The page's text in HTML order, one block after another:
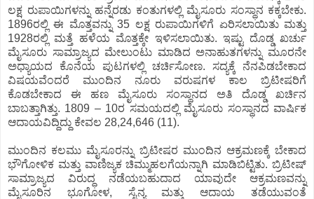
ಲಕ್ಷ ರುಪಾಯಿಗಳನ್ನು ಹನ್ನೆರಡು ಕಂತುಗಳಲ್ಲಿ ಮೈಸೂರು ಸಂಸ್ಥಾನ ಕಕ್ಕಬೇಕು.
1896ರಲ್ಲಿ ಈ ಮೊತ್ತವನ್ನು 35 ಲಕ್ಷ ರುಪಾಯಿಗಳಿಗೆ ಏರಿಸಲಾಯಿತು ಮತ್ತು
1928ರಲ್ಲಿ ಮತ್ತೆ ಹಳೆಯ ಮೊತ್ತಕ್ಕೇ ಇಳಿಸಲಾಯಿತು. ಇಷ್ಟು ದೊಡ್ಡ ಖರ್ಚು
ಮೈಸೂರು ಸಾಮ್ರಾಜ್ಯದ ಮೇಲುಂಟು ಮಾಡಿದ ಅನಾಹುತಗಳನ್ನು ಮೂರನೇ
ಅಧ್ಯಾಯದ ಕೊನೆಯ ಪುಟಗಳಲ್ಲಿ ಚರ್ಚಿಸೋಣ. ಸದ್ಯಕ್ಕೆ ನೆನಪಿಡಬೇಕಾದ
ವಿಷಯವೆಂದರೆ ಮುಂದಿನ ನೂರು ವರುಷಗಳ ಕಾಲ ಬ್ರಿಟೀಷರಿಗೆ
ಕೊಡಬೇಕಾದ ಈ ಹಣ ಮೈಸೂರು ಸಂಸ್ಥಾನದ ಅತಿ ದೊಡ್ಡ ಖರ್ಚಿನ
ಬಾಬತ್ತಾಗಿತ್ತು. 1809 – 10ರ ಸಮಯದಲ್ಲಿ ಮೈಸೂರು ಸಂಸ್ಥಾನದ ವಾರ್ಷಿಕ
ಆದಾಯವಿದ್ದಿದ್ದು ಕೇವಲ 28,24,646 (11).
ಮುಂದಿನ ಕಲಮು ಮೈಸೂರನ್ನು ಬ್ರಿಟೀಷರ ಮುಂದಿನ ಆಕ್ರಮಣಕ್ಕೆ ಬೇಕಾದ
ಭೌಗೋಳಿಕ ಮತ್ತು ವಾಣಿಜ್ಯಕ ಚಿಮ್ಮುಹಲಗೆಯನ್ನಾಗಿ ಮಾಡಿಬಿಟ್ಟಿತು. ಬ್ರಿಟೀಷ್
ಸಾಮ್ರಾಜ್ಯದ ವಿರುದ್ಧ ನಡೆಯಬಹುದಾದ ಯಾವುದೇ ಆಕ್ರಮಣವನ್ನು
ಮೈಸೂರಿನ ಭೂಗೋಳ, ಸೈನ್ಯ ಮತ್ತು ಆದಾಯ ತಡೆಯುವಂತೆ